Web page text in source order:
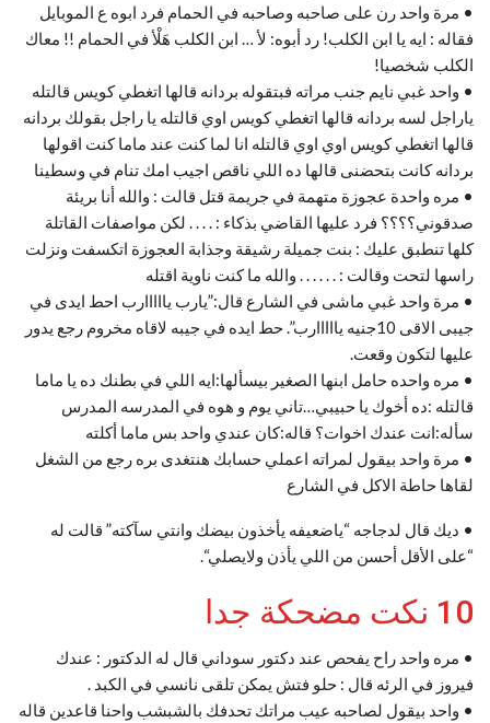
• مرة واحد رن على صاحبه وصاحبه في الحمام فرد ابوه ع الموبايل
فقاله : ايه يا ابن الكلب! رد أبوه: لأ … ابن الكلب هَلْأ في الحمام !! معاك
الكلب شخصيا!
• واحد غبي نايم جنب مراته فبتقوله بردانه قالها اتغطي كويس قالتله
ياراجل لسه بردانه قالها اتغطي كويس اوي قالتله يا راجل بقولك بردانه
قالها اتغطي كويس اوي اوي قالتله انا لما كنت عند ماما كنت اقولها
بردانه كانت بتحضنى قالها ده اللي ناقص اجيب امك تنام في وسطينا
• مره واحدة عجوزة متهمة في جريمة قتل قالت : والله أنا بريئة
صدقوني؟؟؟؟ فرد عليها القاضي بذكاء : . . . . لكن مواصفات القاتلة
كلها تنطبق عليك : بنت جميلة رشيقة وجذابة العجوزة اتكسفت ونزلت
راسها لتحت وقالت : . . . . . . والله ما كنت ناوية اقتله
• مرة واحد غبي ماشى في الشارع قال:”يارب يااااارب احط ايدى في
جيبى الاقى 10جنيه يااااارب”. حط ايده في جيبه لاقاه مخروم رجع يدور
عليها لتكون وقعت.
• مره واحده حامل ابنها الصغير بيسألها:ايه اللي في بطنك ده يا ماما
قالتله :ده أخوك يا حبيبي…تاني يوم و هوه في المدرسه المدرس
سأله:انت عندك اخوات؟ قاله:كان عندي واحد بس ماما أكلته
• مرة واحد بيقول لمراته اعملي حسابك هنتغدى بره رجع من الشغل
لقاها حاطة الاكل في الشارع
• ديك قال لدجاجه “ياضعيفه يأخذون بيضك وانتي سآكته” قالت له
“على الأقل أحسن من اللي يأذن ولايصلي“.
10 نكت مضحكة جدا
• مره واحد راح يفحص عند دكتور سوداني قال له الدكتور : عندك
فيروز في الرئه قال : حلو فتش يمكن تلقى نانسي في الكبد .
• واحد بيقول لصاحبه عيب مراتك تحدفك بالشبشب واحنا قاعدين قاله